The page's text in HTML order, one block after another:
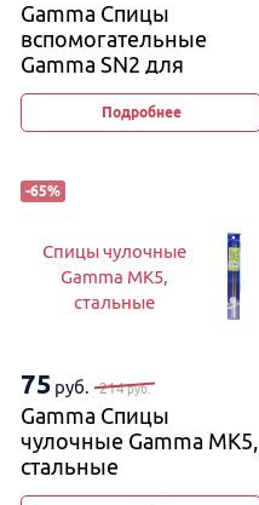
Gamma Спицы
вспомогательные
Gamma SN2 для
вязания кос и жгутов
2,5 мм и 4 мм, 11−12 см
Подробнее
-65%
Спицы чулочные
Gamma MK5,
стальные
75 руб. 214руб.
Gamma Спицы
чулочные Gamma MK5,
стальные